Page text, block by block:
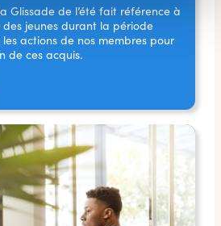
Glissade de l’été fait référence à
jeunes durant la période
actions de nos membres pour
de ces acquis.